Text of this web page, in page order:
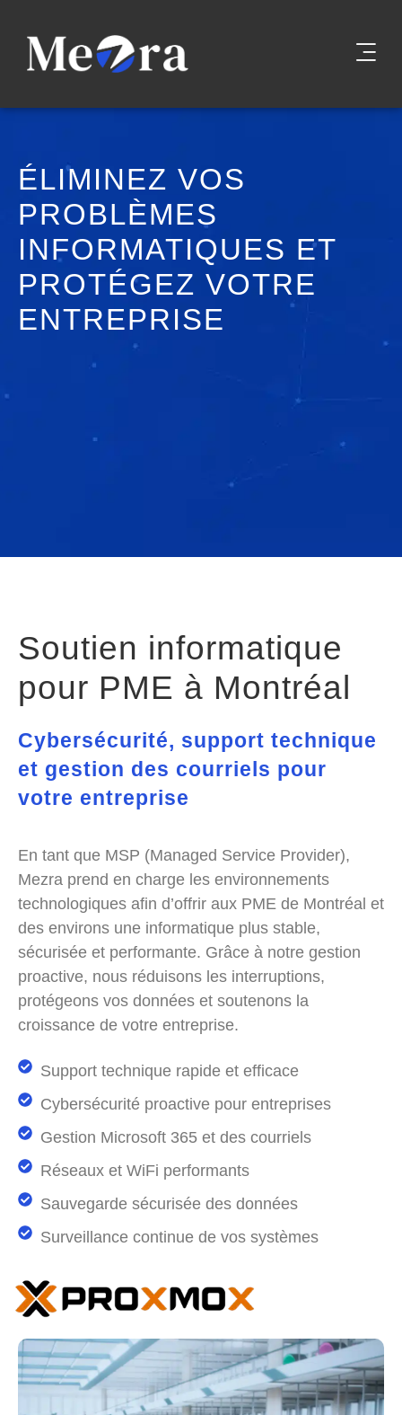
ÉLIMINEZ VOS
PROBLÈMES
INFORMATIQUES ET
PROTÉGEZ VOTRE
ENTREPRISE
Soutien informatique
pour PME à Montréal
Cybersécurité, support technique
et gestion des courriels pour
votre entreprise
En tant que MSP (Managed Service Provider),
Mezra prend en charge les environnements
technologiques afin d’offrir aux PME de Montréal et
des environs une informatique plus stable,
sécurisée et performante. Grâce à notre gestion
proactive, nous réduisons les interruptions,
protégeons vos données et soutenons la
croissance de votre entreprise.
Support technique rapide et efficace
Cybersécurité proactive pour entreprises
Gestion Microsoft 365 et des courriels
Réseaux et WiFi performants
Sauvegarde sécurisée des données
Surveillance continue de vos systèmes